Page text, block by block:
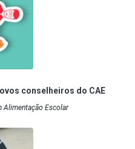
conselheiros do CAE
Escolar